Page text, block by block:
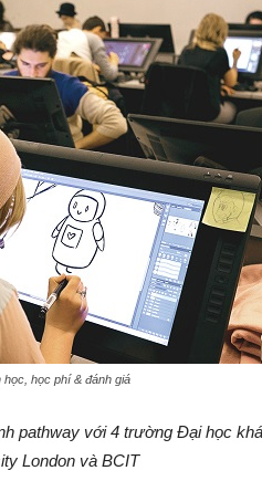
học, học phí & đánh giá
pathway với 4 trường Đại học
London và BCIT